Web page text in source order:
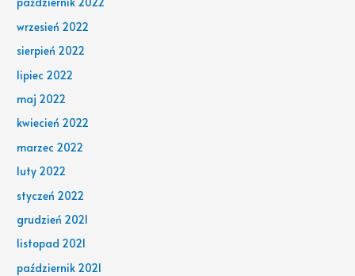
wrzesień 2022
sierpień 2022
lipiec 2022
maj 2022
kwiecień 2022
marzec 2022
luty 2022
styczeń 2022
grudzień 2021
listopad 2021
październik 2021